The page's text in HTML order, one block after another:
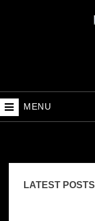
MENU
LATEST POSTS